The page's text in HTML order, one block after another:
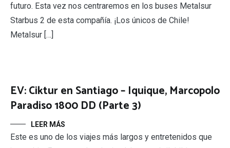
futuro. Esta vez nos centraremos en los buses Metalsur
Starbus 2 de esta compañía. ¡Los únicos de Chile!
Metalsur […]
EV: Ciktur en Santiago – Iquique, Marcopolo
Paradiso 1800 DD (Parte 3)
LEER MÁS
Este es uno de los viajes más largos y entretenidos que